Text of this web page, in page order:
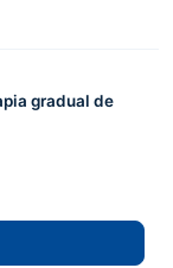
gradual de